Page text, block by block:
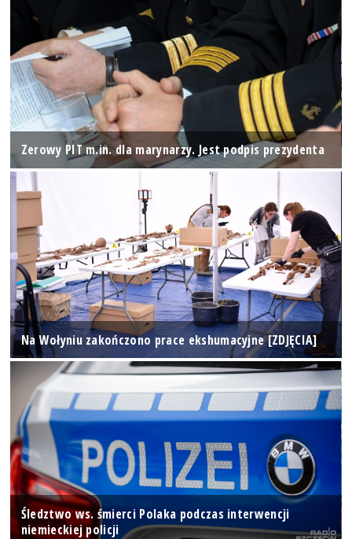
Zerowy PIT m.in. dla marynarzy. Jest podpis prezydenta
Na Wołyniu zakończono prace ekshumacyjne [ZDJĘCIA]
Śledztwo ws. śmierci Polaka podczas interwencji
niemieckiej policji